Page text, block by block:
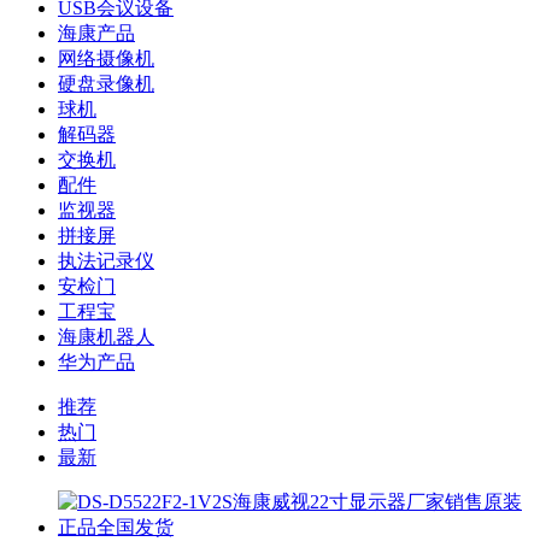
USB会议设备
海康产品
网络摄像机
硬盘录像机
球机
解码器
交换机
配件
监视器
拼接屏
执法记录仪
安检门
工程宝
海康机器人
华为产品
推荐
热门
最新